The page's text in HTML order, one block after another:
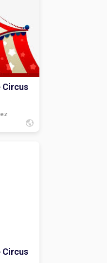
Circus
Circus